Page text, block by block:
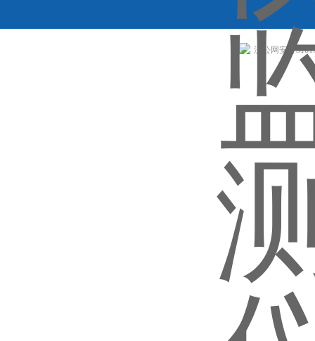
沪公网安备